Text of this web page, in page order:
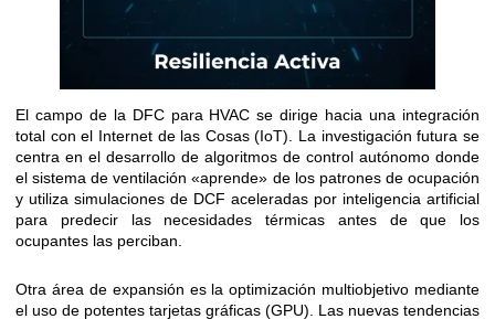
El campo de la DFC para HVAC se dirige hacia una integración
total con el Internet de las Cosas (IoT). La investigación futura se
centra en el desarrollo de algoritmos de control autónomo donde
el sistema de ventilación «aprende» de los patrones de ocupación
y utiliza simulaciones de DCF aceleradas por inteligencia artificial
para predecir las necesidades térmicas antes de que los
ocupantes las perciban.
Otra área de expansión es la optimización multiobjetivo mediante
el uso de potentes tarjetas gráficas (GPU). Las nuevas tendencias